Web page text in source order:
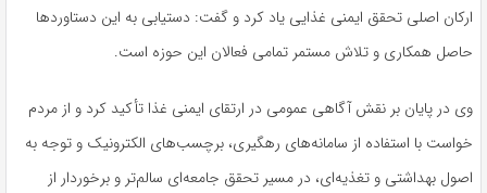
ارکان اصلی تحقق ایمنی غذایی یاد کرد و گفت: دستیابی به این دستاوردها
حاصل همکاری و تلاش مستمر تمامی فعالان این حوزه است.
وی در پایان بر نقش آگاهی عمومی در ارتقای ایمنی غذا تأکید کرد و از مردم
خواست با استفاده از سامانه‌های رهگیری، برچسب‌های الکترونیک و توجه به
اصول بهداشتی و تغذیه‌ای، در مسیر تحقق جامعه‌ای سالم‌تر و برخوردار از